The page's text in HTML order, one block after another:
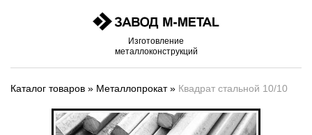
Изготовление
металлоконструкций
Каталог товаров » Металлопрокат» Квадрат стальной 10/10